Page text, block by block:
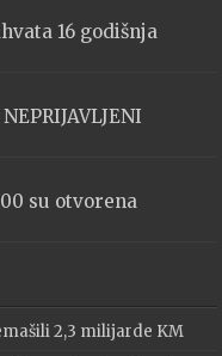
16 godišnja
su otvorena
2,3 milijarde KM